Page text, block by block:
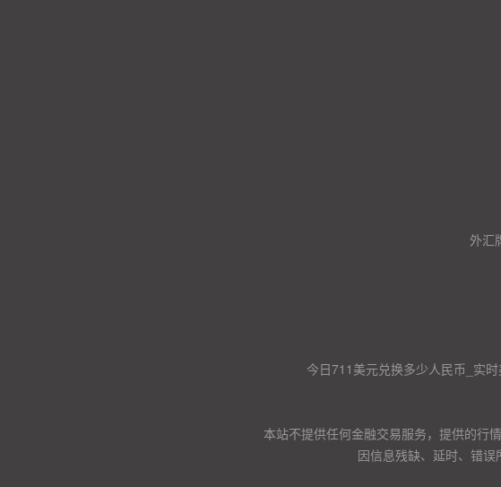
外汇
今日711美元兑换多少人民币_实
本站不提供任何金融交易服务，提供的行
因信息残缺、延时、错误